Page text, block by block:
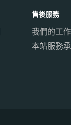
售後服務
我們的工
本站服務